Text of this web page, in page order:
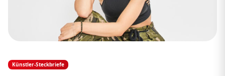
Künstler-Steckbriefe